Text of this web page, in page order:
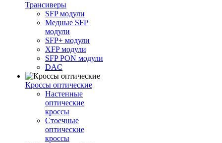
Трансиверы
SFP модули
Медные SFP
модули
SFP+ модули
XFP модули
SFP PON модули
DAC
Кроссы оптические
Настенные
оптические
кроссы
Стоечные
оптические
кроссы